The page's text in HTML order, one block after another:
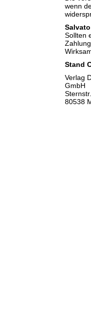
wenn
Sollten
Stand
Verlag
GmbH
80538